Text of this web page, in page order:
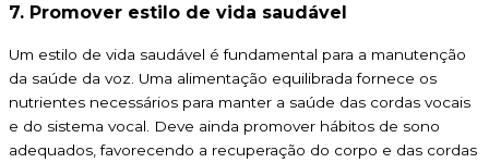
7. Promover estilo de vida saudável
Um estilo de vida saudável é fundamental para a manutenção
da saúde da voz. Uma alimentação equilibrada fornece os
nutrientes necessários para manter a saúde das cordas vocais
e do sistema vocal. Deve ainda promover hábitos de sono
adequados, favorecendo a recuperação do corpo e das cordas